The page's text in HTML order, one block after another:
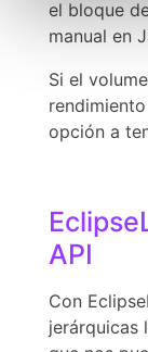
el bloque
manual en
Si el
opción a
API
Con
jerárquicas